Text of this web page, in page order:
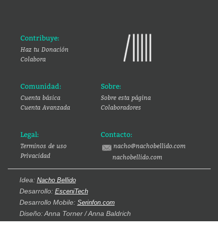
Contribuye:
Haz tu Donación
Colabora
Comunidad:
Cuenta básica
Cuenta Avanzada
Sobre:
Sobre esta página
Colaboradores
Legal:
Terminos de uso
Privacidad
Contacto:
nacho@nachobellido.com
nachobellido.com
Idea: Nacho Bellido
Desarrollo: EsceniTech
Desarrollo Mobile: Serinfon.com
Diseño: Anna Torner / Anna Baldrich